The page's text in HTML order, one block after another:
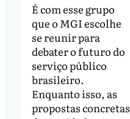
É com esse grupo
que o MGI escolhe
se reunir para
debater o futuro do
serviço público
brasileiro.
Enquanto isso, as
propostas concretas